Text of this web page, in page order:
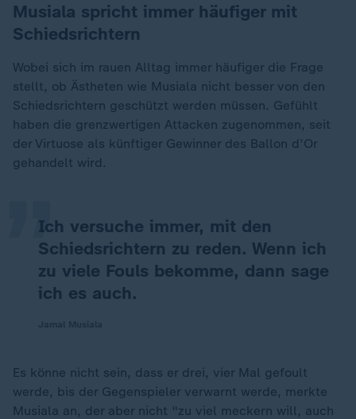
Musiala spricht immer häufiger mit
Schiedsrichtern
Wobei sich im rauen Alltag immer häufiger die Frage
stellt, ob Ästheten wie Musiala nicht besser von den
Schiedsrichtern geschützt werden müssen. Gefühlt
haben die grenzwertigen Attacken zugenommen, seit
der Virtuose als künftiger Gewinner des Ballon d’Or
gehandelt wird.
Ich versuche immer, mit den
Schiedsrichtern zu reden. Wenn ich
zu viele Fouls bekomme, dann sage
ich es auch.
„
Es könne nicht sein, dass er drei, vier Mal gefoult
werde, bis der Gegenspieler verwarnt werde, merkte
Musiala an, der aber nicht "zu viel meckern will, auch